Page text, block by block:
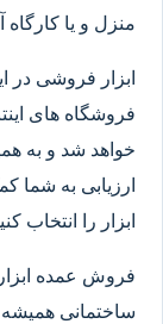
منزل و یا کارگاه
ابزار فروشی در
فروشگاه های
خواهد شد و به
ارزیابی به شما
ابزار را انتخاب
فروش عمده
ساختمانی همیشه